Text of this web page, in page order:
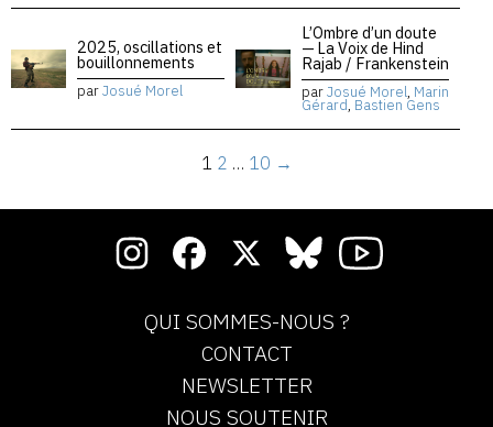
2025, oscillations et
bouillonnements
parJosué Morel
L’Ombre d’un doute
— La Voix de Hind
Rajab / Frankenstein
parJosué Morel, Marin
Gérard, Bastien Gens
1 2 … 10 →
QUI SOMMES-NOUS ?
CONTACT
NEWSLETTER
NOUS SOUTENIR